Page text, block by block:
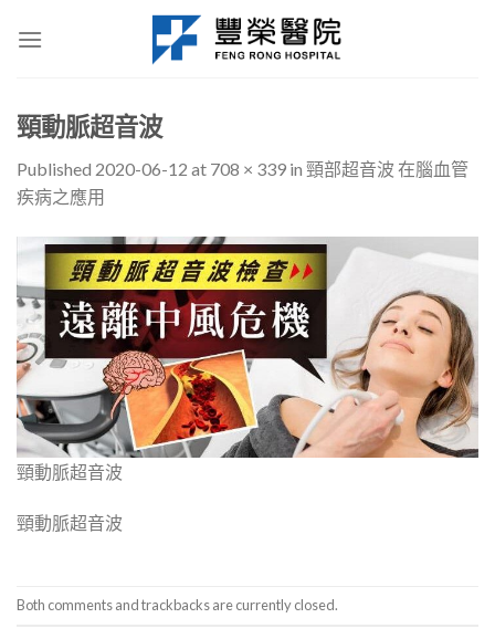
頸動脈超音波
Published 2020-06-12 at 708 × 339 in 頸部超音波 在腦血管
疾病之應用
頸動脈超音波
頸動脈超音波
Both comments and trackbacks are currently closed.